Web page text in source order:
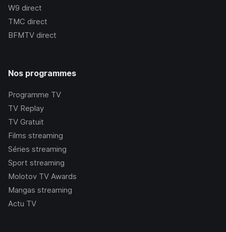
W9 direct
TMC direct
BFMTV direct
Nos programmes
Programme TV
TV Replay
TV Gratuit
Films streaming
Séries streaming
Sport streaming
Molotov TV Awards
Mangas streaming
Actu TV